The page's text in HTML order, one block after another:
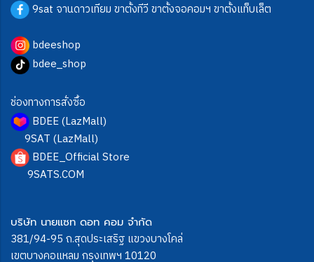
9sat จานดาวเทียม ขาตั้งทีวี ขาตั้งจอคอมฯ ขาตั้งแท็บเล็ต
bdeeshop
bdee_shop
ช่องทางการสั่งซื้อ
BDEE (LazMall)
9SAT (LazMall)
BDEE_Official Store
9SATS.COM
บริษัท นายแซท ดอท คอม จำกัด
381/94-95 ถ.สุดประเสริฐ แขวงบางโคล่
เขตบางคอแหลม กรุงเทพฯ 10120